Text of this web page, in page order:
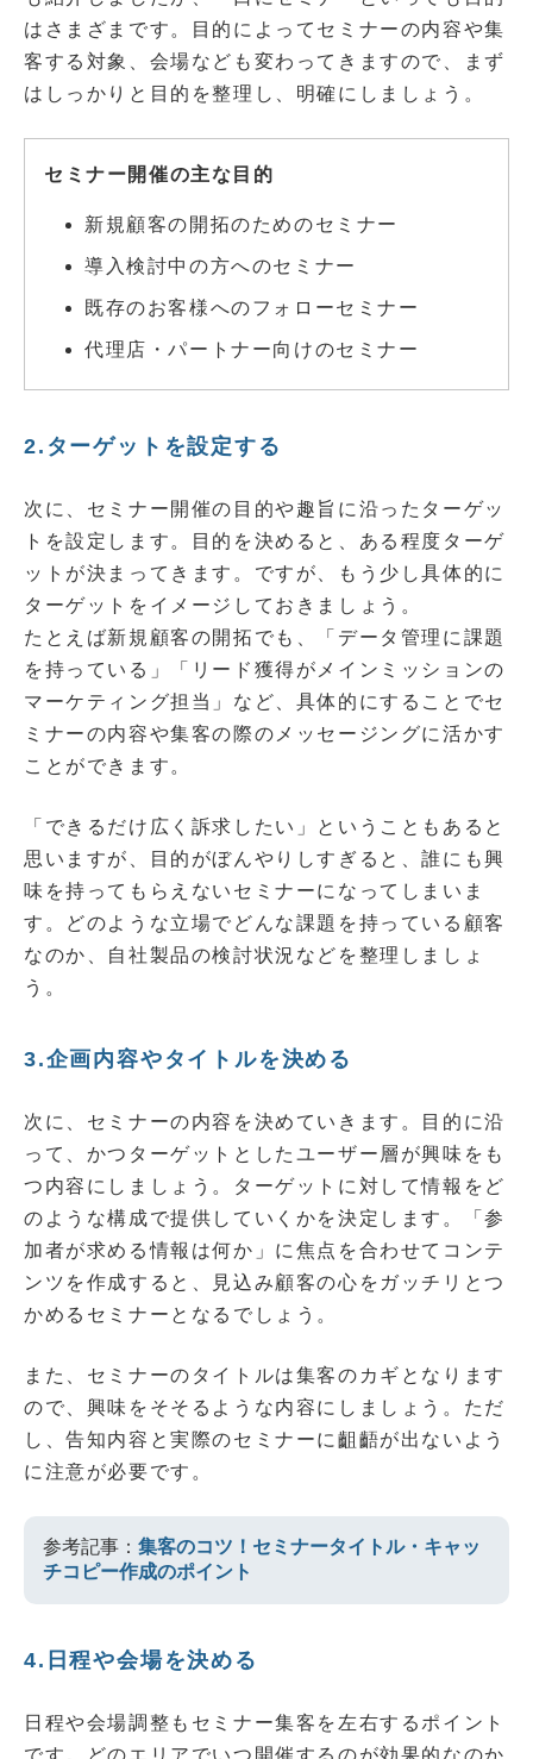
はさまざまです。目的によってセミナーの内容や集
客する対象、会場なども変わってきますので、まず
はしっかりと目的を整理し、明確にしましょう。
セミナー開催の主な目的
新規顧客の開拓のためのセミナー
導入検討中の方へのセミナー
既存のお客様へのフォローセミナー
代理店・パートナー向けのセミナー
2.ターゲットを設定する
次に、セミナー開催の目的や趣旨に沿ったターゲッ
トを設定します。目的を決めると、ある程度ターゲ
ットが決まってきます。ですが、もう少し具体的に
ターゲットをイメージしておきましょう。
たとえば新規顧客の開拓でも、「データ管理に課題
を持っている」「リード獲得がメインミッションの
マーケティング担当」など、具体的にすることでセ
ミナーの内容や集客の際のメッセージングに活かす
ことができます。
「できるだけ広く訴求したい」ということもあると
思いますが、目的がぼんやりしすぎると、誰にも興
味を持ってもらえないセミナーになってしまいま
す。どのような立場でどんな課題を持っている顧客
なのか、自社製品の検討状況などを整理しましょ
う。
3.企画内容やタイトルを決める
次に、セミナーの内容を決めていきます。目的に沿
って、かつターゲットとしたユーザー層が興味をも
つ内容にしましょう。ターゲットに対して情報をど
のような構成で提供していくかを決定します。「参
加者が求める情報は何か」に焦点を合わせてコンテ
ンツを作成すると、見込み顧客の心をガッチリとつ
かめるセミナーとなるでしょう。
また、セミナーのタイトルは集客のカギとなります
ので、興味をそそるような内容にしましょう。ただ
し、告知内容と実際のセミナーに齟齬が出ないよう
に注意が必要です。
参考記事： 集客のコツ！セミナータイトル・キャッ
チコピー作成のポイント
4.日程や会場を決める
日程や会場調整もセミナー集客を左右するポイント
です。どのエリアでいつ開催するのが効果的なのか